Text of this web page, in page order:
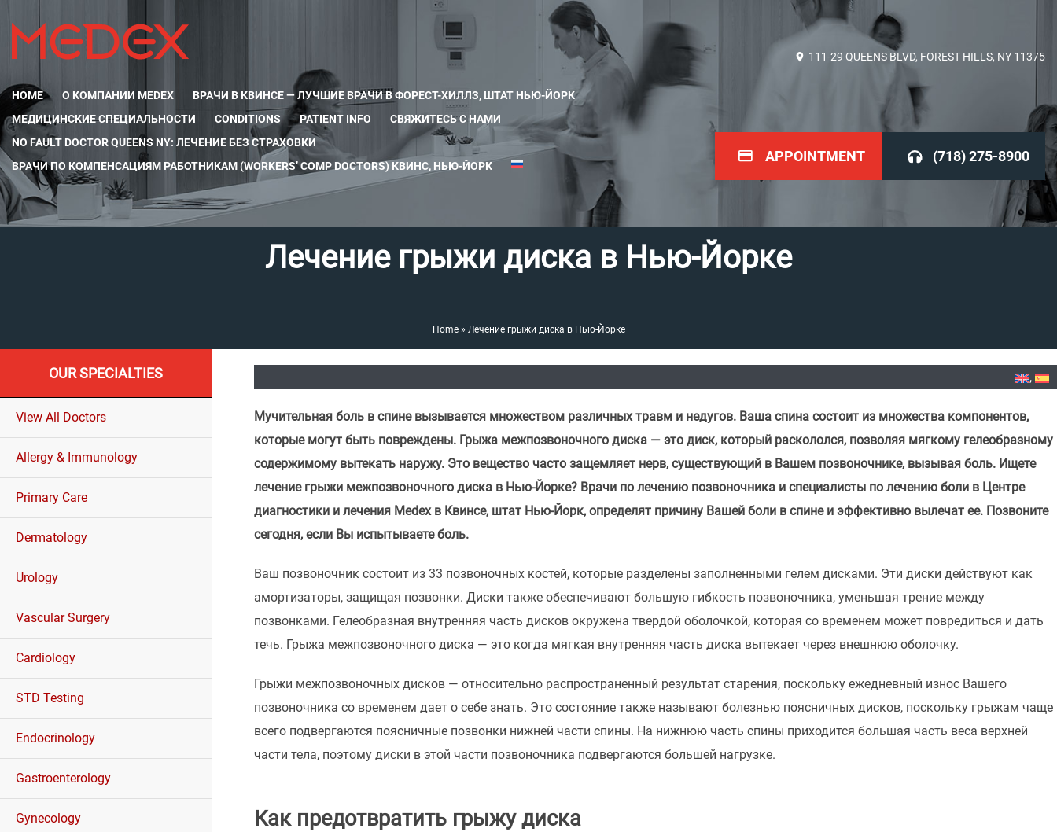
111-29 QUEENS BLVD, FOREST HILLS, NY 11375
HOME О КОМПАНИИ MEDEX
ВРАЧИ В КВИНСЕ — ЛУЧШИЕ ВРАЧИ В ФОРЕСТ-ХИЛЛЗ, ШТАТ НЬЮ-ЙОРК
МЕДИЦИНСКИЕ СПЕЦИАЛЬНОСТИ
CONDITIONS PATIENT INFO
СВЯЖИТЕСЬ С НАМИ
NO FAULT DOCTOR QUEENS NY: ЛЕЧЕНИЕ БЕЗ СТРАХОВКИ
ВРАЧИ ПО КОМПЕНСАЦИЯМ РАБОТНИКАМ (WORKERS’ COMP DOCTORS) КВИНС, НЬЮ-ЙОРК
APPOINTMENT (718) 275-8900
Лечение грыжи диска в Нью-Йорке
Home» Лечение грыжи диска в Нью-Йорке
OUR SPECIALTIES
View All Doctors
Allergy & Immunology
Primary Care
Dermatology
Urology
Vascular Surgery
Cardiology
STD Testing
Endocrinology
Gastroenterology
Gynecology
Мучительная боль в спине вызывается множеством различных травм и недугов. Ваша спина состоит из множества компонентов,
которые могут быть повреждены. Грыжа межпозвоночного диска — это диск, который раскололся, позволяя мягкому гелеобразному
содержимому вытекать наружу. Это вещество часто защемляет нерв, существующий в Вашем позвоночнике, вызывая боль. Ищете
лечение грыжи межпозвоночного диска в Нью-Йорке? Врачи по лечению позвоночника и специалисты по лечению боли в Центре
диагностики и лечения Medex в Квинсе, штат Нью-Йорк, определят причину Вашей боли в спине и эффективно вылечат ее. Позвоните
сегодня, если Вы испытываете боль.
Ваш позвоночник состоит из 33 позвоночных костей, которые разделены заполненными гелем дисками. Эти диски действуют как
амортизаторы, защищая позвонки. Диски также обеспечивают большую гибкость позвоночника, уменьшая трение между
позвонками. Гелеобразная внутренняя часть дисков окружена твердой оболочкой, которая со временем может повредиться и дать
течь. Грыжа межпозвоночного диска — это когда мягкая внутренняя часть диска вытекает через внешнюю оболочку.
Грыжи межпозвоночных дисков — относительно распространенный результат старения, поскольку ежедневный износ Вашего
позвоночника со временем дает о себе знать. Это состояние также называют болезнью поясничных дисков, поскольку грыжам чаще
всего подвергаются поясничные позвонки нижней части спины. На нижнюю часть спины приходится большая часть веса верхней
части тела, поэтому диски в этой части позвоночника подвергаются большей нагрузке.
Как предотвратить грыжу диска